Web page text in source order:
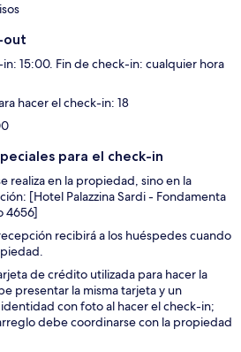
out
15:00. Fin de check-in: cualquier hora
hacer el check-in: 18
para el check-in
realiza en la propiedad, sino en la
[Hotel Palazzina Sardi - Fondamenta
4656]
recibirá a los huéspedes cuando
de crédito utilizada para hacer la
presentar la misma tarjeta y un
con foto al hacer el check-in;
debe coordinarse con la propiedad